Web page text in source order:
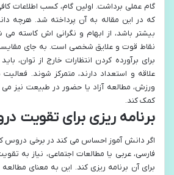
گام عملی برداشت. اولین گام، کسب اطلاعات
که در این مقاله به آن پرداخته شد. هرچه
بیشتر باشد، از ابهام و نگرانی اش کاسته می
نقاط قوت و علایق شخصی است. به جای
برای برآورده کردن انتظارات خارج از توان،
علاقه و استعداد دارند، متمرکز شوند.
ورزش، مطالعه آزاد یا حضور در طبیعت نیز
کمک کند.
برنامه ریزی برای تقویت
اگر دانش آموز احساس می کند در برخی دروس
فارسی، عربی یا مطالعات اجتماعی، نیاز به
برای آن برنامه ریزی کند. این به معنای